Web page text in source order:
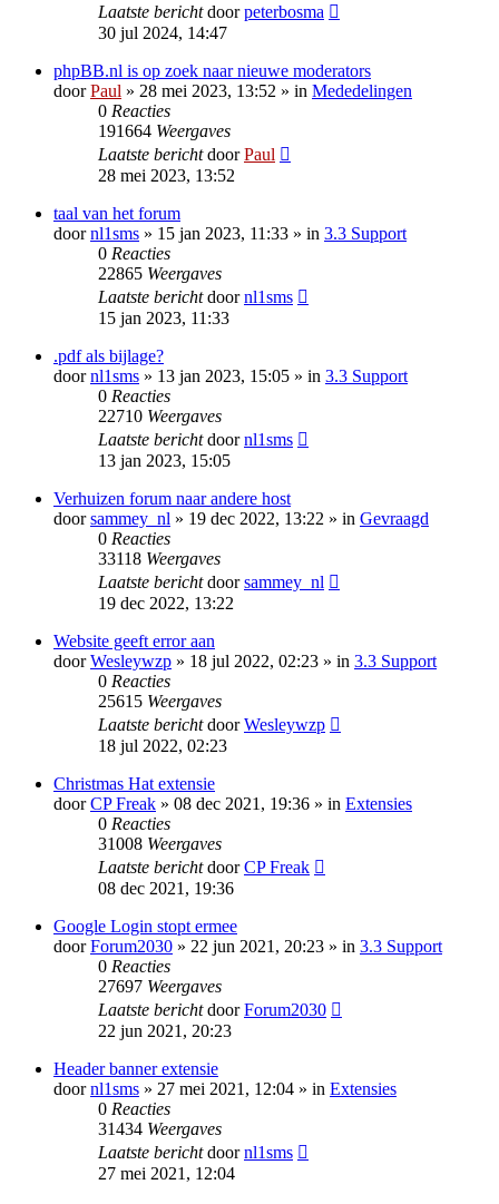
Laatste berichtdoorpeterbosma
30 jul 2024, 14:47
phpBB.nl is op zoek naar nieuwe moderators
doorPaul » 28 mei 2023, 13:52 » in Mededelingen
0 Reacties
191664 Weergaves
Laatste berichtdoorPaul
28 mei 2023, 13:52
taal van het forum
doornl1sms » 15 jan 2023, 11:33 » in 3.3 Support
0 Reacties
22865 Weergaves
Laatste berichtdoornl1sms
15 jan 2023, 11:33
.pdf als bijlage?
doornl1sms » 13 jan 2023, 15:05 » in 3.3 Support
0 Reacties
22710 Weergaves
Laatste berichtdoornl1sms
13 jan 2023, 15:05
Verhuizen forum naar andere host
doorsammey_nl » 19 dec 2022, 13:22 » in Gevraagd
0 Reacties
33118 Weergaves
Laatste berichtdoorsammey_nl
19 dec 2022, 13:22
Website geeft error aan
doorWesleywzp » 18 jul 2022, 02:23 » in 3.3 Support
0 Reacties
25615 Weergaves
Laatste berichtdoorWesleywzp
18 jul 2022, 02:23
Christmas Hat extensie
doorCP Freak » 08 dec 2021, 19:36 » in Extensies
0 Reacties
31008 Weergaves
Laatste berichtdoorCP Freak
08 dec 2021, 19:36
Google Login stopt ermee
doorForum2030 » 22 jun 2021, 20:23 » in 3.3 Support
0 Reacties
27697 Weergaves
Laatste berichtdoorForum2030
22 jun 2021, 20:23
Header banner extensie
doornl1sms » 27 mei 2021, 12:04 » in Extensies
0 Reacties
31434 Weergaves
Laatste berichtdoornl1sms
27 mei 2021, 12:04